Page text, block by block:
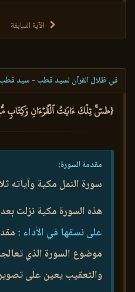
الآية السابقة
في ظلال القرآن لسيد قطب - سيد قطب
{طسٓۚ تِلۡكَ ءَايَٰتُ ٱلۡقُرۡءَانِ وَكِتَابٖ
مقدمة السورة:
سورة النمل مكية وآياته
هذه السورة مكية نزلت
على نسقها في الأداء :
موضوع السورة الذي
والتعقيب يعين على